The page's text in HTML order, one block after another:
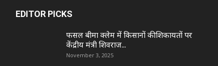
EDITOR PICKS
फसल बीमा क्लेम में किसानों की शिकायतों पर
केंद्रीय मंत्री शिवराज...
November 3, 2025